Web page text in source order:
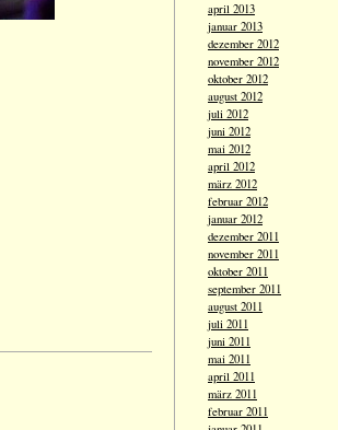
april 2013
januar 2013
dezember 2012
november 2012
oktober 2012
august 2012
juli 2012
juni 2012
mai 2012
april 2012
märz 2012
februar 2012
januar 2012
dezember 2011
november 2011
oktober 2011
september 2011
august 2011
juli 2011
juni 2011
mai 2011
april 2011
märz 2011
februar 2011